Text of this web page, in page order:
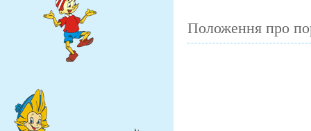
Положення про